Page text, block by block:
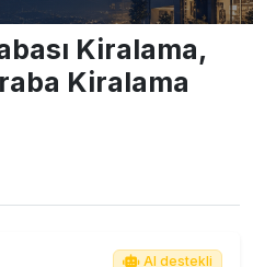
Kiralama,
Kiralama
AI destekli